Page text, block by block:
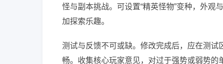
怪与副本挑战。可设置“精英怪物”变种，外观
加探索乐趣。
测试与反馈不可或缺。修改完成后，应在测
畅。收集核心玩家意见，对过于强势或弱势